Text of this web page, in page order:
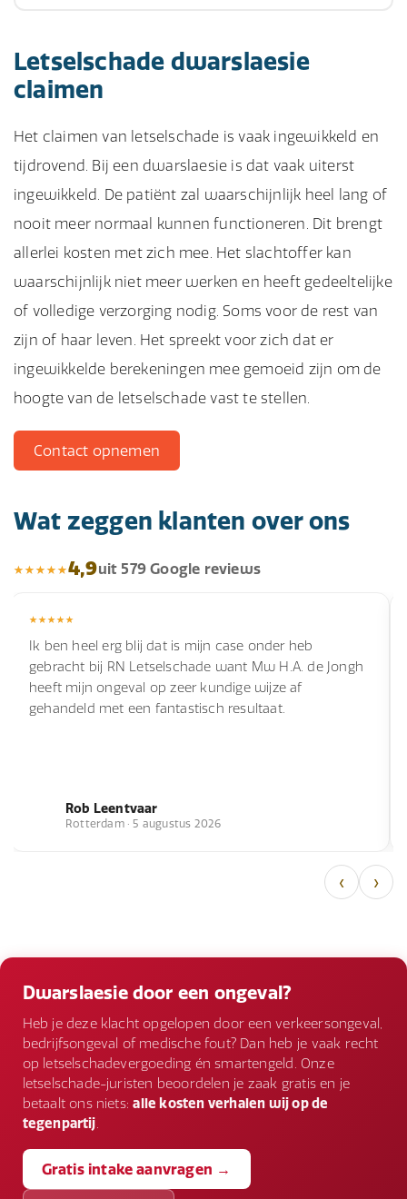
val. Niet-traumatisch letsel, zoals een infectie,
tumor of beroerte, kan ook een dwarslaesie
variëren afhankelijk van de ernst van de
blessure en de locatie van het ruggenmerg.
Veelvoorkomende symptomen zijn verlamming
of verlies van gevoel in de ledematen,
problemen met de blaas- en darmfunctie,
ademhalingsproblemen, problemen met de
seksuele functie en pijn of gevoeligheid in het
getroffen gebied.
Letselschade dwarslaesie
claimen
Het claimen van letselschade is vaak ingewikkeld en
tijdrovend. Bij een dwarslaesie is dat vaak uiterst
ingewikkeld. De patiënt zal waarschijnlijk heel lang of
nooit meer normaal kunnen functioneren. Dit brengt
allerlei kosten met zich mee. Het slachtoffer kan
waarschijnlijk niet meer werken en heeft gedeeltelijke
of volledige verzorging nodig. Soms voor de rest van
zijn of haar leven. Het spreekt voor zich dat er
ingewikkelde berekeningen mee gemoeid zijn om de
hoogte van de letselschade vast te stellen.
Contact opnemen
Wat zeggen klanten over ons
4,9uit 579 Google reviews
Ik ben heel erg blij dat is mijn case onder heb
gebracht bij RN Letselschade want Mw H.A. de Jongh
heeft mijn ongeval op zeer kundige wijze af
gehandeld met een fantastisch resultaat.
Rob Leentvaar
Rotterdam · 5 augustus 2026
‹ ›
Dwarslaesie door een ongeval?
Heb je deze klacht opgelopen door een verkeersongeval,
bedrijfsongeval of medische fout? Dan heb je vaak recht
op letselschadevergoeding én smartengeld. Onze
letselschade-juristen beoordelen je zaak gratis en je
betaalt ons niets:alle kosten verhalen wij op de
tegenpartij
Gratis intake aanvragen →